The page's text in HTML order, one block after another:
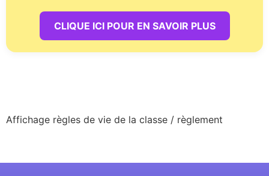
CLIQUE ICI POUR EN SAVOIR PLUS
Affichage règles de vie de la classe / règlement